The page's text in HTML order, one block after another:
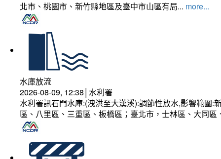
北市、桃園市、新竹縣地區及臺中市山區有局... more...
水庫放流
2026-08-09, 12:38│水利署
水利署訊石門水庫:(洩洪至大漢溪):調節性放水,影響範圍
區、八里區、三重區、板橋區；臺北市，士林區、大同